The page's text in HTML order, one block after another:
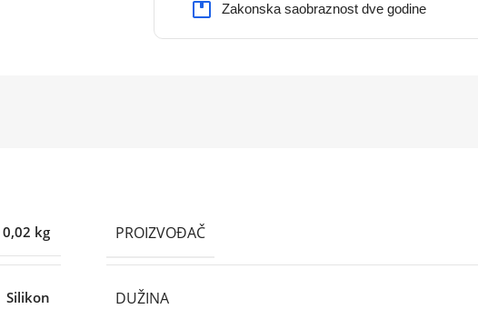
Zakonska saobraznost dve godine
0,02 kg PROIZVOĐAČ
Silikon DUŽINA